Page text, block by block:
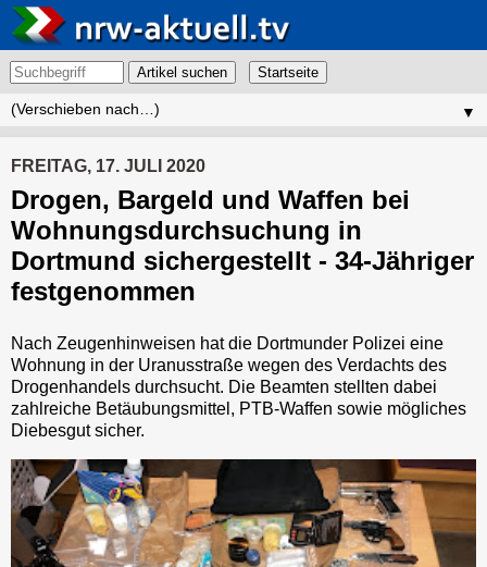
Artikel suchen
▼
FREITAG, 17. JULI 2020
Drogen, Bargeld und Waffen bei
Wohnungsdurchsuchung in
Dortmund sichergestellt - 34-Jähriger
festgenommen
Nach Zeugenhinweisen hat die Dortmunder Polizei eine
Wohnung in der Uranusstraße wegen des Verdachts des
Drogenhandels durchsucht. Die Beamten stellten dabei
zahlreiche Betäubungsmittel, PTB-Waffen sowie mögliches
Diebesgut sicher.